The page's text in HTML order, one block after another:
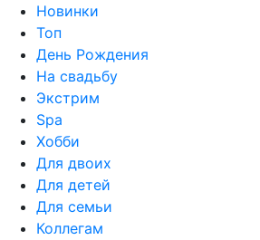
Новинки
Топ
День Рождения
На свадьбу
Экстрим
Spa
Хобби
Для двоих
Для детей
Для семьи
Коллегам